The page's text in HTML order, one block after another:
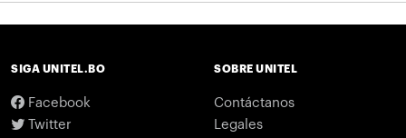
SIGA UNITEL.BO
Facebook
Twitter
SOBRE UNITEL
Contáctanos
Legales